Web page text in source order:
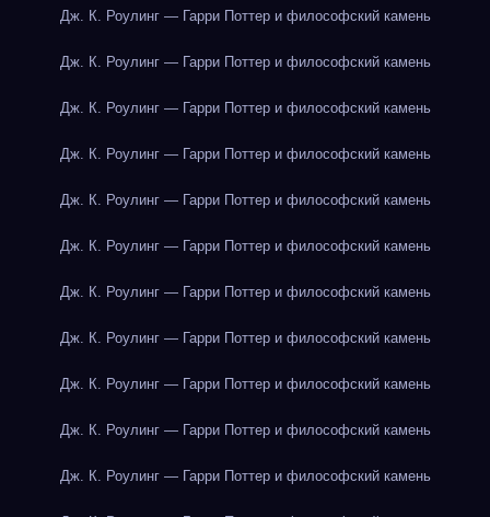
Дж. К. Роулинг — Гарри Поттер и философский камень
Дж. К. Роулинг — Гарри Поттер и философский камень
Дж. К. Роулинг — Гарри Поттер и философский камень
Дж. К. Роулинг — Гарри Поттер и философский камень
Дж. К. Роулинг — Гарри Поттер и философский камень
Дж. К. Роулинг — Гарри Поттер и философский камень
Дж. К. Роулинг — Гарри Поттер и философский камень
Дж. К. Роулинг — Гарри Поттер и философский камень
Дж. К. Роулинг — Гарри Поттер и философский камень
Дж. К. Роулинг — Гарри Поттер и философский камень
Дж. К. Роулинг — Гарри Поттер и философский камень